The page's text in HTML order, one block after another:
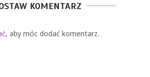
KOMENTARZ
, aby móc dodać komentarz.